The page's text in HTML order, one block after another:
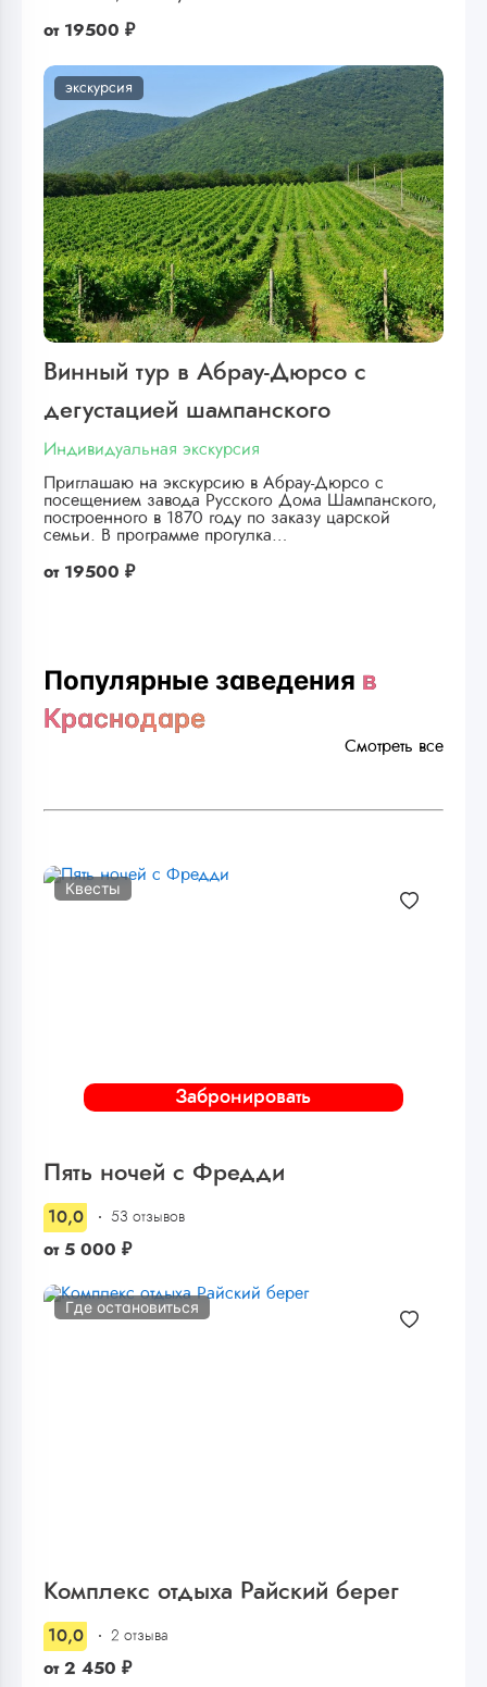
от 19500 ₽
экскурсия
Винный тур в Абрау-Дюрсо с
дегустацией шампанского
Индивидуальная экскурсия
Приглашаю на экскурсию в Абрау-Дюрсо с
посещением завода Русского Дома Шампанского,
построенного в 1870 году по заказу царской
семьи. В программе прогулка…
от 19500 ₽
Популярные заведения в
Краснодаре
Смотреть все
Забронировать
Квесты
Пять ночей с Фредди
10,0 53 отзывов
от 5 000 ₽
Где остановиться
Комплекс отдыха Райский берег
10,0 2 отзыва
от 2 450 ₽